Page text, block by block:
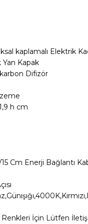
kaplamalı Elektrik
Yan Kapak
Difizör
h cm
Cm Enerji Bağlantı
Renkleri İçin Lütfen